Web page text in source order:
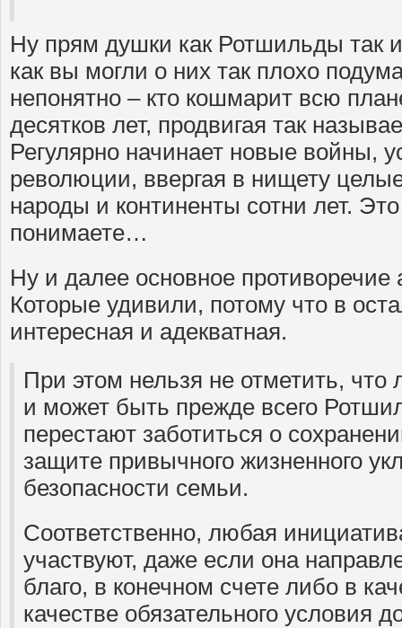
Ну прям душки как Ротшильды так
как вы могли о них так плохо
непонятно – кто кошмарит всю
десятков лет, продвигая так
Регулярно начинает новые войны,
революции, ввергая в нищету
народы и континенты сотни лет.
понимаете…
Ну и далее основное
Которые удивили, потому что в
интересная и адекватная.
При этом нельзя не отметить,
и может быть прежде всего
перестают заботиться о
защите привычного жизненного
безопасности семьи.
Соответственно, любая
участвуют, даже если она
благо, в конечном счете либо в
качестве обязательного условия